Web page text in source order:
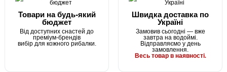
Товари на будь-який
бюджет
Від доступних снастей до
преміум-брендів
вибір для кожного рибалки.
Швидка доставка по
Україні
Замовив сьогодні — вже
завтра на водоймі.
Відправляємо у день
замовлення.
Весь товар в наявності.